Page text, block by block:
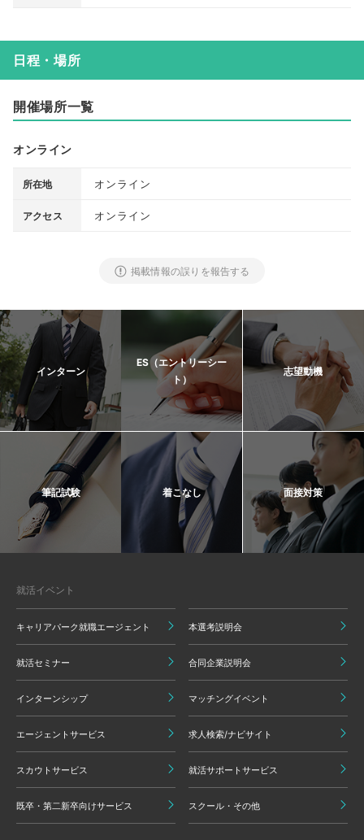
日程・場所
開催場所一覧
オンライン
所在地 オンライン
アクセス オンライン
掲載情報の誤りを報告する
インターン
ES（エントリーシー
ト）
志望動機
筆記試験 着こなし 面接対策
就活イベント
キャリアパーク就職エージェント 本選考説明会
就活セミナー 合同企業説明会
インターンシップ マッチングイベント
エージェントサービス 求人検索/ナビサイト
スカウトサービス 就活サポートサービス
既卒・第二新卒向けサービス スクール・その他